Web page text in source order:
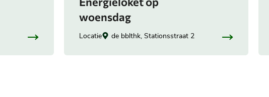
woensdag
Locatie de bblthk, Stationsstraat 2